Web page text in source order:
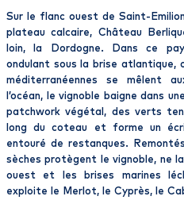
Sur le flanc ouest de Saint-
plateau calcaire, Château
loin, la Dordogne. Dans ce
ondulant sous la brise atlantique,
méditerranéennes se mêlent
l’océan, le vignoble baigne dans
patchwork végétal, des verts
long du coteau et forme un
entouré de restanques.
sèches protègent le vignoble, ne
ouest et les brises marines
exploite le Merlot, le Cyprès, le